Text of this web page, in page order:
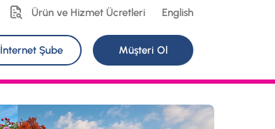
Ürün ve Hizmet Ücretleri English
İnternet Şube Müşteri Ol